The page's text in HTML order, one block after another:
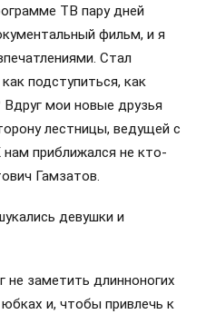
ТВ пару дней
фильм, и я
Стал
подступиться, как
мои новые друзья
лестницы, ведущей с
приближался не кто-
Гамзатов.
девушки и
не заметить длинноногих
и, чтобы привлечь к